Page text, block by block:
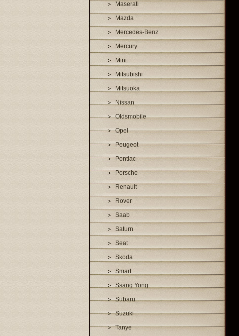
Maserati
Mazda
Mercedes-Benz
Mercury
Mini
Mitsubishi
Mitsuoka
Nissan
Oldsmobile
Opel
Peugeot
Pontiac
Porsche
Renault
Rover
Saab
Saturn
Seat
Skoda
Smart
Ssang Yong
Subaru
Suzuki
Tanye